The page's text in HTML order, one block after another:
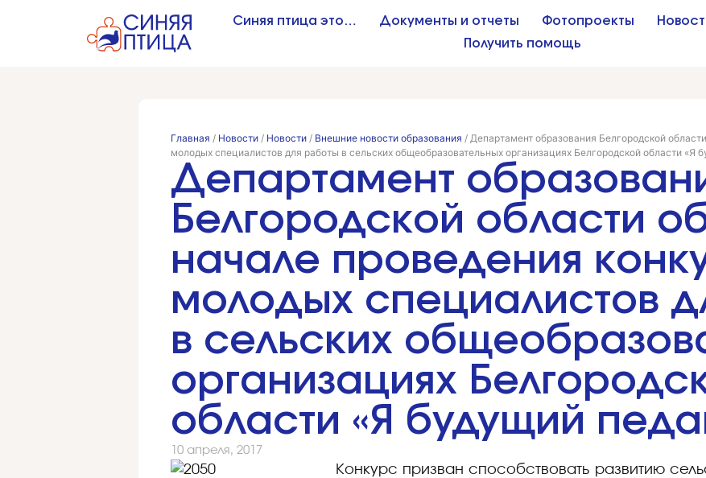
Синяя птица это… Документы и отчеты Фотопроекты
Получить помощь
Главная / Новости / Новости / Внешние новости образования / Департамент образования Белгородской
молодых специалистов для работы в сельских общеобразовательных организациях Белгородской области «Я
Департамент
Белгородской области
начале проведения
молодых специалистов
в сельских
организациях
области «Я будущий
10 апреля, 2017
Конкурс призван способствовать развитию